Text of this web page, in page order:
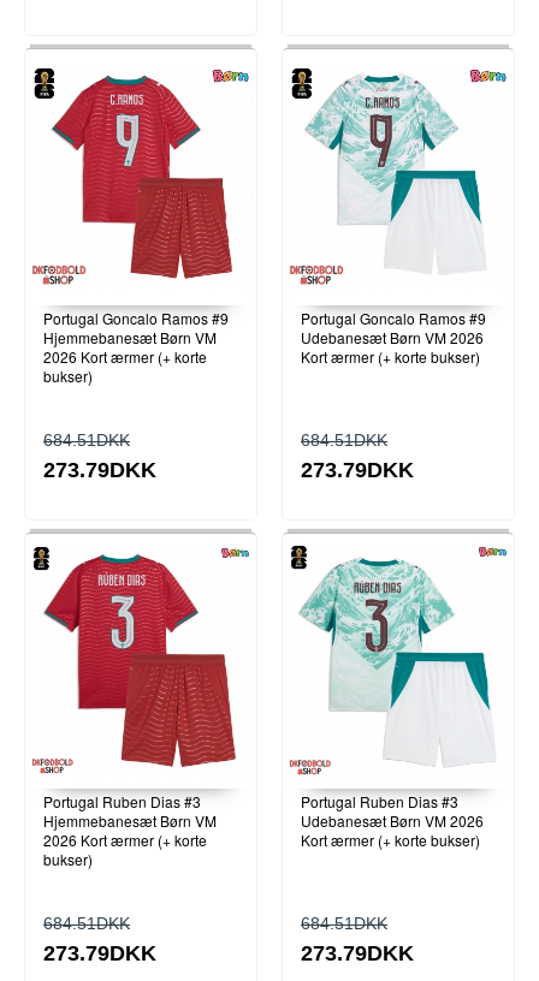
Portugal Goncalo Ramos #9
Hjemmebanesæt Børn VM
2026 Kort ærmer (+ korte
bukser)
684.51DKK
273.79DKK
Portugal Goncalo Ramos #9
Udebanesæt Børn VM 2026
Kort ærmer (+ korte bukser)
684.51DKK
273.79DKK
Portugal Ruben Dias #3
Hjemmebanesæt Børn VM
2026 Kort ærmer (+ korte
bukser)
684.51DKK
273.79DKK
Portugal Ruben Dias #3
Udebanesæt Børn VM 2026
Kort ærmer (+ korte bukser)
684.51DKK
273.79DKK